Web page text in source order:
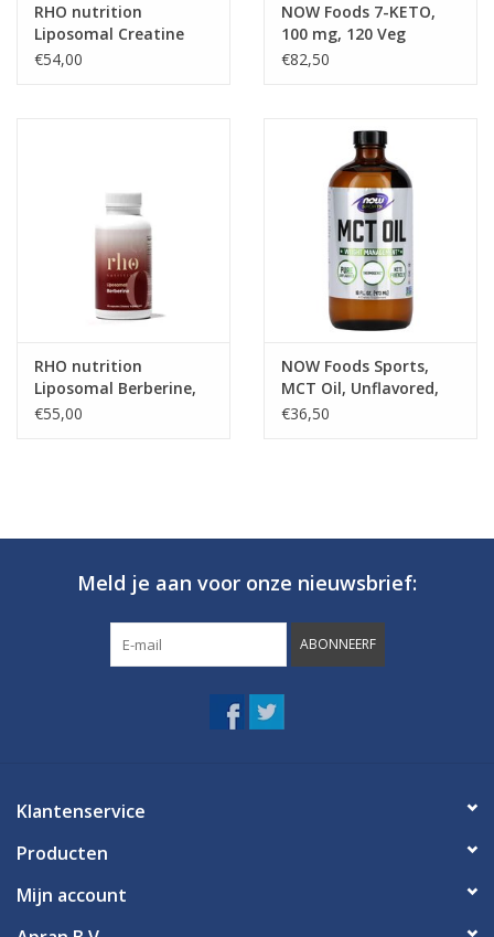
RHO nutrition
Liposomal Creatine
Monohydrate, 450 ml
€54,00
NOW Foods 7-KETO,
100 mg, 120 Veg
Capsules
€82,50
RHO nutrition
Liposomal Berberine,
60 Capsules
€55,00
NOW Foods Sports,
MCT Oil, Unflavored,
16 fl oz (473 ml)
€36,50
Meld je aan voor onze nieuwsbrief:
ABONNEERF
Klantenservice
Producten
Mijn account